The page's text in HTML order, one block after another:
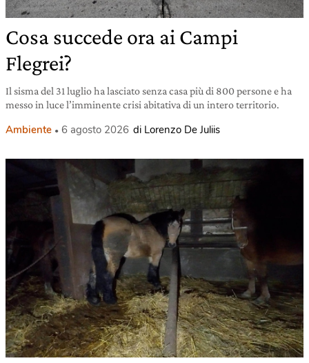
Cosa succede ora ai Campi
Flegrei?
Il sisma del 31 luglio ha lasciato senza casa più di 800 persone e ha
messo in luce l’imminente crisi abitativa di un intero territorio.
Ambiente 6 agosto 2026 di Lorenzo De Juliis